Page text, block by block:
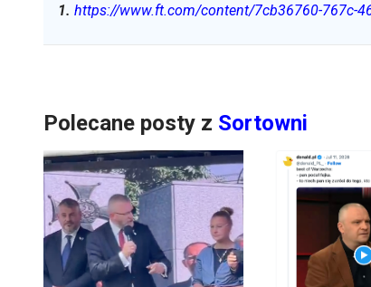
1. https://www.ft.com/content/7cb36760-767c-
Polecane posty z Sortowni